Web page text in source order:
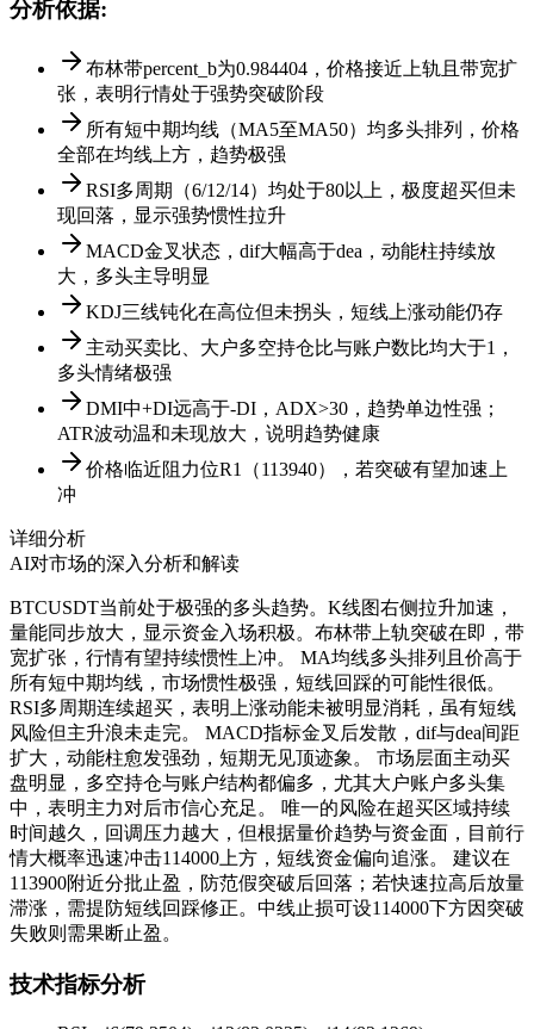
分析依据:
布林带percent_b为0.984404，价格接近上轨且带宽扩
张，表明行情处于强势突破阶段
所有短中期均线（MA5至MA50）均多头排列，价格
全部在均线上方，趋势极强
RSI多周期（6/12/14）均处于80以上，极度超买但未
现回落，显示强势惯性拉升
MACD金叉状态，dif大幅高于dea，动能柱持续放
大，多头主导明显
KDJ三线钝化在高位但未拐头，短线上涨动能仍存
主动买卖比、大户多空持仓比与账户数比均大于1，
多头情绪极强
DMI中+DI远高于-DI，ADX>30，趋势单边性强；
ATR波动温和未现放大，说明趋势健康
价格临近阻力位R1（113940），若突破有望加速上
冲
详细分析
AI对市场的深入分析和解读
BTCUSDT当前处于极强的多头趋势。K线图右侧拉升加速，
量能同步放大，显示资金入场积极。布林带上轨突破在即，带
宽扩张，行情有望持续惯性上冲。 MA均线多头排列且价高于
所有短中期均线，市场惯性极强，短线回踩的可能性很低。
RSI多周期连续超买，表明上涨动能未被明显消耗，虽有短线
风险但主升浪未走完。 MACD指标金叉后发散，dif与dea间距
扩大，动能柱愈发强劲，短期无见顶迹象。 市场层面主动买
盘明显，多空持仓与账户结构都偏多，尤其大户账户多头集
中，表明主力对后市信心充足。 唯一的风险在超买区域持续
时间越久，回调压力越大，但根据量价趋势与资金面，目前行
情大概率迅速冲击114000上方，短线资金偏向追涨。 建议在
113900附近分批止盈，防范假突破后回落；若快速拉高后放量
滞涨，需提防短线回踩修正。中线止损可设114000下方因突破
失败则需果断止盈。
技术指标分析